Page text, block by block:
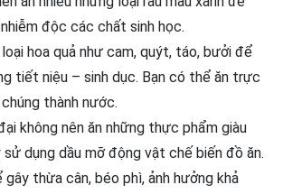
độc các chất sinh học.
hoa quả như cam, quýt, táo, bưởi để
tiết niệu – sinh dục. Bạn có thể ăn trực
thành nước.
không nên ăn những thực phẩm giàu
dụng dầu mỡ động vật chế biến đồ ăn.
gây thừa cân, béo phì, ảnh hưởng khả